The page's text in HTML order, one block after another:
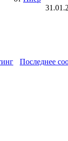
Последнее